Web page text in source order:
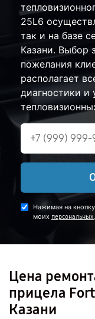
25L6
так и на базе
Казани. Выбор
пожелания
располагает
диагностики и
Нажимая на
моих
Цена
прицела
Казани